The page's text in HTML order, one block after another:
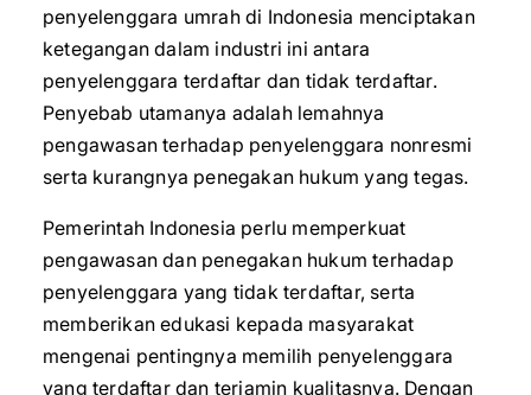
penyelenggara umrah di Indonesia menciptakan
ketegangan dalam industri ini antara
penyelenggara terdaftar dan tidak terdaftar.
Penyebab utamanya adalah lemahnya
pengawasan terhadap penyelenggara nonresmi
serta kurangnya penegakan hukum yang tegas.
Pemerintah Indonesia perlu memperkuat
pengawasan dan penegakan hukum terhadap
penyelenggara yang tidak terdaftar, serta
memberikan edukasi kepada masyarakat
mengenai pentingnya memilih penyelenggara
yang terdaftar dan terjamin kualitasnya. Dengan